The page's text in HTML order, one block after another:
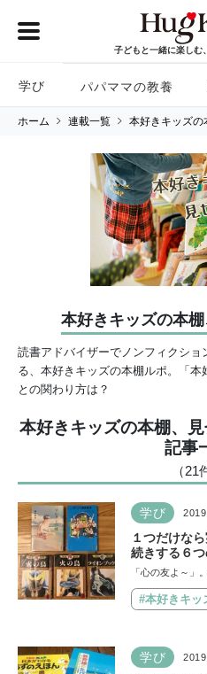
子どもと一緒に楽しむ
学び パパママの教養
ホーム 連載一覧 本好きキッズの
本好きキッズの本棚
読書アドバイザーでノンフィクショ
る、本好きキッズの本棚ルポ。「
との関わり方は？
本好きキッズの本棚、
記事
（21
学び
１つだけな
続きする６
ッズの本棚
「心の友よ～」
#本好きキッ
学び